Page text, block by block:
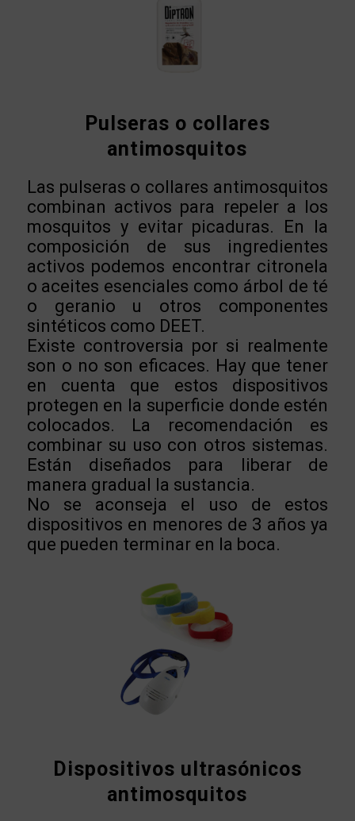
Pulseras o collares
antimosquitos
Las pulseras o collares antimosquitos
combinan activos para repeler a los
mosquitos y evitar picaduras. En la
composición de sus ingredientes
activos podemos encontrar citronela
o aceites esenciales como árbol de té
o geranio u otros componentes
sintéticos como DEET.
Existe controversia por si realmente
son o no son eficaces. Hay que tener
en cuenta que estos dispositivos
protegen en la superficie donde estén
colocados. La recomendación es
combinar su uso con otros sistemas.
Están diseñados para liberar de
manera gradual la sustancia.
No se aconseja el uso de estos
dispositivos en menores de 3 años ya
que pueden terminar en la boca.
Dispositivos ultrasónicos
antimosquitos